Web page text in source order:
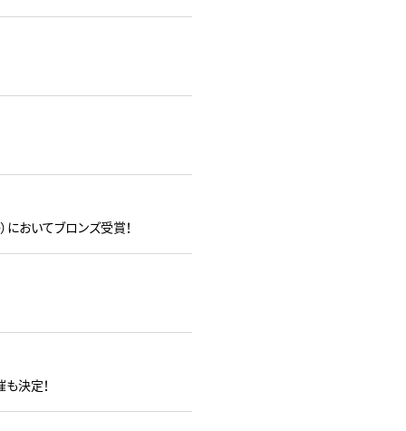
おいてブロンズ受賞！
決定！